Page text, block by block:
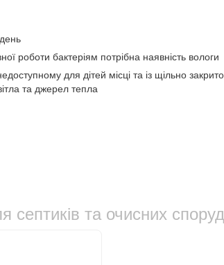
роботи бактеріям потрібна наявність вологи
для дітей місці та із щільно
та джерел тепла
септиків та очисних